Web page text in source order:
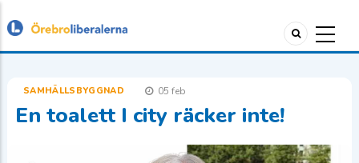
SAMHÄLLSBYGGNAD 05 feb
En toalett I city räcker inte!